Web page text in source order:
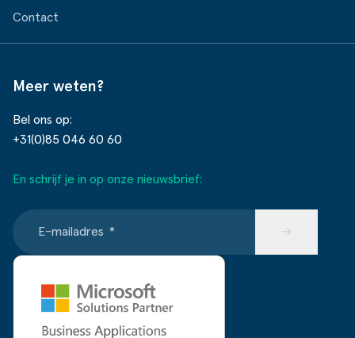
Contact
Meer weten?
Bel ons op:
+31(0)85 046 60 60
En schrijf je in op onze nieuwsbrief:
E-mailadres * →